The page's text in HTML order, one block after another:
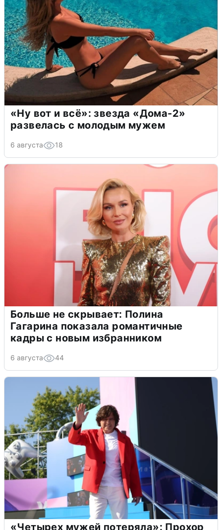
«Ну вот и всё»: звезда «Дома-2»
развелась с молодым мужем
6 августа 18
Больше не скрывает: Полина
Гагарина показала романтичные
кадры с новым избранником
6 августа 44
«Четырех мужей потеряла»: Прохор